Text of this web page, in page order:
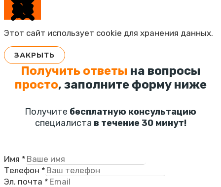
Этот сайт использует cookie для хранения данных.
ЗАКРЫТЬ
Получить ответы на вопросы
просто, заполните форму ниже
Получите бесплатную консультацию
специалиста в течение 30 минут!
Имя *
Телефон *
Эл. почта *